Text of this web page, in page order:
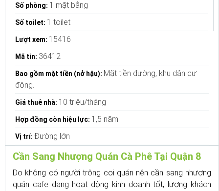
Số phòng: 1 mặt bằng
Số toilet: 1 toilet
Lượt xem: 15416
Mã tin: 36412
Bao gồm mặt tiền (nở hậu): Mặt tiền đường, khu dân cư
đông.
Giá thuê nhà: 10 triệu/tháng
Hợp đồng còn hiệu lực: 1,5 năm
Vị trí: Đường lớn
Cần Sang Nhượng Quán Cà Phê Tại Quận 8
Do không có người trông coi quán nên cần sang nhượng
quán cafe đang hoạt động kinh doanh tốt, lượng khách